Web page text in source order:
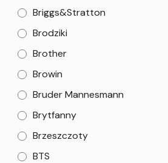
Briggs&Stratton
Brodziki
Brother
Browin
Bruder Mannesmann
Brytfanny
Brzeszczoty
BTS